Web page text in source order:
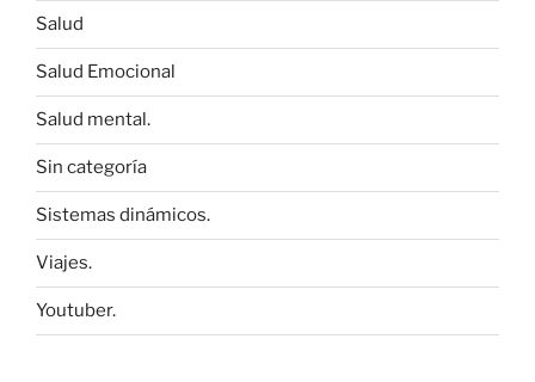
Salud
Salud Emocional
Salud mental.
Sin categoría
Sistemas dinámicos.
Viajes.
Youtuber.